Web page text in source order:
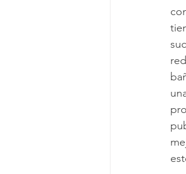
Servicios